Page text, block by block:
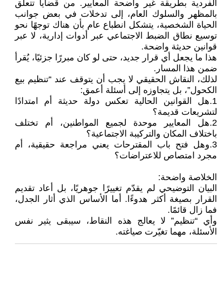
الفردية بطريقة غير واضحة المعايير. من قضايا تتعلق
بالمظهر والسلوك العام، إلى تدخلات في بعض جوانب
الحياة الشخصية، يتشكل انطباع عام بأن هناك توجهًا نحو
توسيع نطاق الضبط الاجتماعي عبر أدوات إدارية، لا عبر
قوانين حديثة واضحة.
هذا ما يجعل أي قرار جديد، حتى لو كان مبررًا جزئيًا، يُقرأ
ضمن هذا المسار.
لذلك، النقاش الحقيقي لا يجب أن يتوقف عند “تنظيم بيع
الكحول”، بل يتجاوزه إلى أسئلة أعمق:
1.هل القوانين الحالية تعكس دولة حديثة أم امتدادًا
لتشريعات قديمة؟
2.هل المعايير موحدة لجميع المواطنين، أم تختلف
باختلاف المكان والتركيبة الاجتماعية؟
3.وهل فتح باب المقترحات يعني مراجعة حقيقية، أم
مجرد امتصاص للاعتراضات؟
الخلاصة واضحة:
البيان التوضيحي لم يقدّم تغييرًا جوهريًا، بل أعاد تقديم
القرار بصيغة أكثر هدوءًا. أما الأساس الذي أثار الجدل،
فما زال قائمًا.
وأي “تنظيم” لا يعالج هذه النقاط، سيبقى يثير نفس
الأسئلة، مهما تغيّرت صياغته.